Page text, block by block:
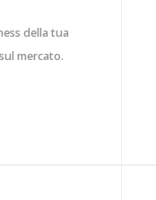
della tua
mercato.